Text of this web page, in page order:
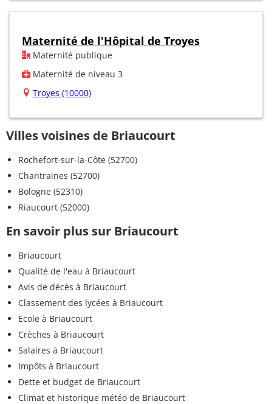
Maternité de l'Hôpital de Troyes
Maternité publique
Maternité de niveau 3
Troyes (10000)
Villes voisines de Briaucourt
Rochefort-sur-la-Côte (52700)
Chantraines (52700)
Bologne (52310)
Riaucourt (52000)
En savoir plus sur Briaucourt
Briaucourt
Qualité de l'eau à Briaucourt
Avis de décès à Briaucourt
Classement des lycées à Briaucourt
Ecole à Briaucourt
Crèches à Briaucourt
Salaires à Briaucourt
Impôts à Briaucourt
Dette et budget de Briaucourt
Climat et historique météo de Briaucourt